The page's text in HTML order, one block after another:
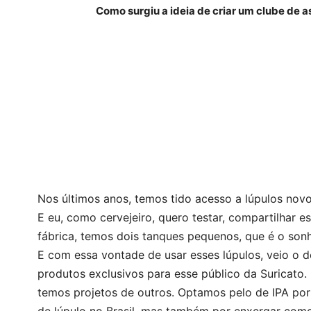
Como surgiu a ideia de criar um clube de
Nos últimos anos, temos tido acesso a lúpulos
E eu, como cervejeiro, quero testar, compartilhar
fábrica, temos dois tanques pequenos, que é o
E com essa vontade de usar esses lúpulos, veio o
produtos exclusivos para esse público da
temos projetos de outros. Optamos pelo de IPA